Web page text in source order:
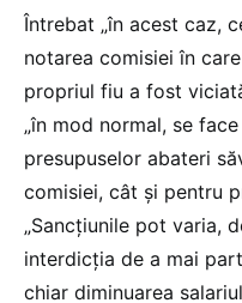
Întrebat „în acest caz,
notarea comisiei în
propriul fiu a fost
„în mod normal, se
presupuselor abateri
comisiei, cât și pentru
„Sancțiunile pot varia,
interdicția de a mai
chiar diminuarea